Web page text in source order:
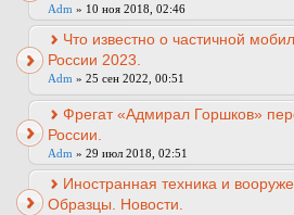
Adm » 10 ноя 2018, 02:46
Что известно о частичной
России 2023.
Adm » 25 сен 2022, 00:51
Фрегат «Адмирал Горшков»
России.
Adm » 29 июл 2018, 02:51
Иностранная техника и
Образцы. Новости.